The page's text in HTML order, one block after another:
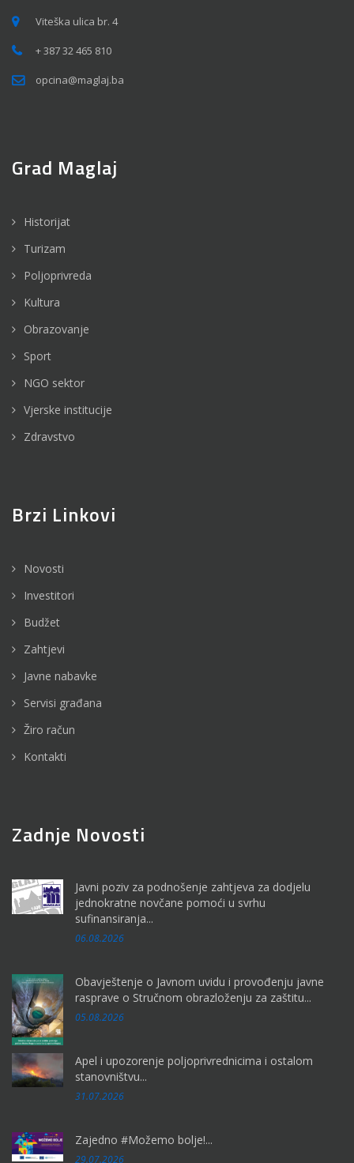
Viteška ulica br. 4
+ 387 32 465 810
opcina@maglaj.ba
Grad Maglaj
Historijat
Turizam
Poljoprivreda
Kultura
Obrazovanje
Sport
NGO sektor
Vjerske institucije
Zdravstvo
Brzi Linkovi
Novosti
Investitori
Budžet
Zahtjevi
Javne nabavke
Servisi građana
Žiro račun
Kontakti
Zadnje Novosti
Javni poziv za podnošenje zahtjeva za dodjelu
jednokratne novčane pomoći u svrhu
sufinansiranja...
06.08.2026
Obavještenje o Javnom uvidu i provođenju javne
rasprave o Stručnom obrazloženju za zaštitu...
05.08.2026
Apel i upozorenje poljoprivrednicima i ostalom
stanovništvu...
31.07.2026
Zajedno #Možemo bolje!...
29.07.2026